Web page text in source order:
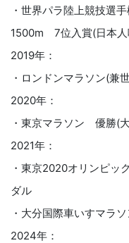
・世界パラ陸上競技選
1500m 7位入賞(日本人
2019年：
・ロンドンマラソン(
2020年：
・東京マラソン 優勝(
2021年：
・東京2020オリンピ
ダル
・大分国際車いすマラ
2024年：